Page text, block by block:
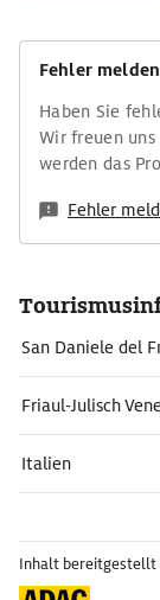
Fehler melden
Haben Sie
Wir freuen
werden das
Fehler
San Daniele del
Friaul-Julisch
Italien
Inhalt bereitgestellt